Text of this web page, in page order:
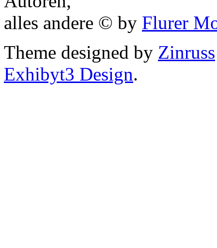
alles andere © by Flurer
Theme designed by Zinruss
Exhibyt3 Design.